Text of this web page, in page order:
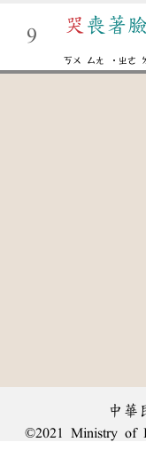
9
哭 喪著
ㄎㄨ ㄙㄤ ˙ㄓㄜ
中華
©2021 Ministry of